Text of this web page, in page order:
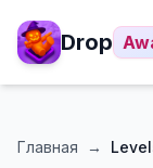
Drop
Главная →